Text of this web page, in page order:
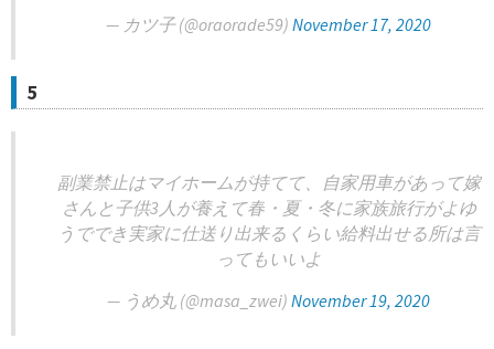
— カツ子 (@oraorade59) November 17, 2020
5
副業禁止はマイホームが持てて、自家用車があって嫁
さんと子供3人が養えて春・夏・冬に家族旅行がよゆ
うででき実家に仕送り出来るくらい給料出せる所は言
ってもいいよ
— うめ丸 (@masa_zwei) November 19, 2020